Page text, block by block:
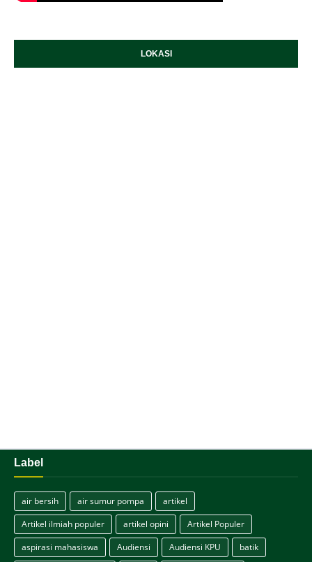
LOKASI
Label
air bersih air sumur pompa
artikel
Artikel ilmiah populer
artikel opini
Artikel Populer
aspirasi mahasiswa
Audiensi Audiensi KPU
batik